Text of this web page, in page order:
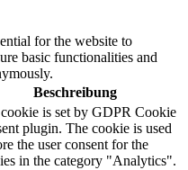
for the website to
basic functionalities and
Beschreibung
is set by GDPR Cookie
plugin. The cookie is used
the user consent for the
in the category "Analytics".